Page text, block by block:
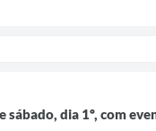
sábado, dia 1º, com